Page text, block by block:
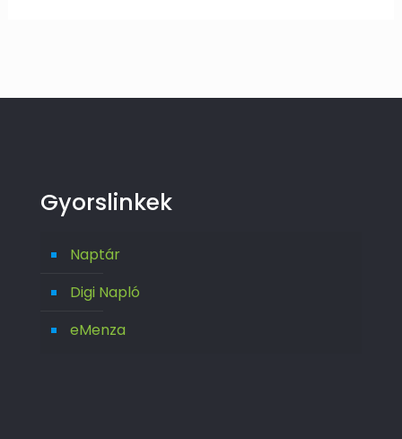
Gyorslinkek
Naptár
Digi Napló
eMenza